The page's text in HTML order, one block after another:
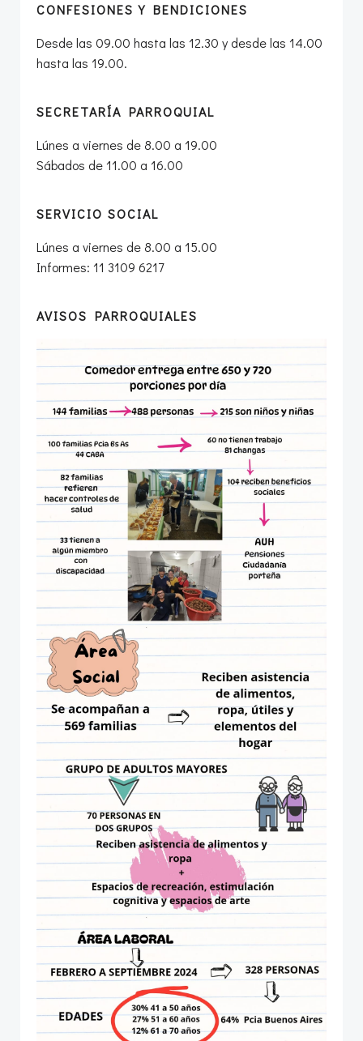
CONFESIONES Y BENDICIONES
Desde las 09.00 hasta las 12.30 y desde las 14.00
hasta las 19.00.
SECRETARÍA PARROQUIAL
Lúnes a viernes de 8.00 a 19.00
Sábados de 11.00 a 16.00
SERVICIO SOCIAL
Lúnes a viernes de 8.00 a 15.00
Informes: 11 3109 6217
AVISOS PARROQUIALES